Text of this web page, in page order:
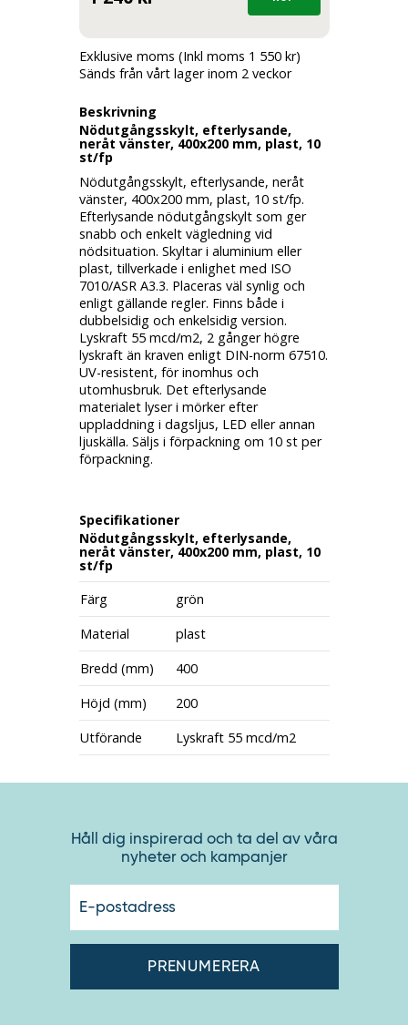
Exklusive moms (Inkl moms 1 550 kr)
Sänds från vårt lager inom 2 veckor
Beskrivning
Nödutgångsskylt, efterlysande,
neråt vänster, 400x200 mm, plast, 10
st/fp
Nödutgångsskylt, efterlysande, neråt
vänster, 400x200 mm, plast, 10 st/fp.
Efterlysande nödutgångskylt som ger
snabb och enkelt vägledning vid
nödsituation. Skyltar i aluminium eller
plast, tillverkade i enlighet med ISO
7010/ASR A3.3. Placeras väl synlig och
enligt gällande regler. Finns både i
dubbelsidig och enkelsidig version.
Lyskraft 55 mcd/m2, 2 gånger högre
lyskraft än kraven enligt DIN-norm 67510.
UV-resistent, för inomhus och
utomhusbruk. Det efterlysande
materialet lyser i mörker efter
uppladdning i dagsljus, LED eller annan
ljuskälla. Säljs i förpackning om 10 st per
förpackning.
Specifikationer
Nödutgångsskylt, efterlysande,
neråt vänster, 400x200 mm, plast, 10
st/fp
Färg
grön
Material
plast
Bredd (mm)
400
Höjd (mm)
200
Utförande
Lyskraft 55 mcd/m2
Håll dig inspirerad och ta del av våra
nyheter och kampanjer